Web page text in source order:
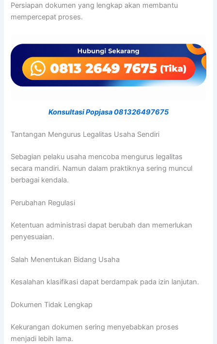
Persiapan dokumen yang lengkap akan membantu
mempercepat proses.
Konsultasi Popjasa 081326497675
Tantangan Mengurus Legalitas Usaha Sendiri
Sebagian pelaku usaha mencoba mengurus legalitas
secara mandiri. Namun dalam praktiknya sering muncul
berbagai kendala.
Perubahan Regulasi
Ketentuan administrasi dapat berubah dan memerlukan
penyesuaian.
Salah Menentukan Bidang Usaha
Kesalahan klasifikasi dapat berdampak pada izin lanjutan.
Dokumen Tidak Lengkap
Kekurangan dokumen sering menyebabkan proses
menjadi lebih lama.